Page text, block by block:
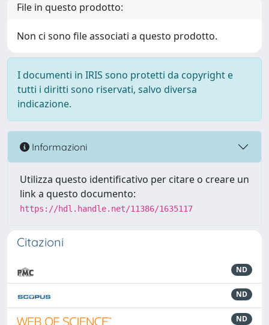
File in questo prodotto:
Non ci sono file associati a questo prodotto.
I documenti in IRIS sono protetti da copyright e
tutti i diritti sono riservati, salvo diversa
indicazione.
Informazioni
Utilizza questo identificativo per citare o creare un
link a questo documento:
https://hdl.handle.net/11386/1635117
Citazioni
ND
ND
ND